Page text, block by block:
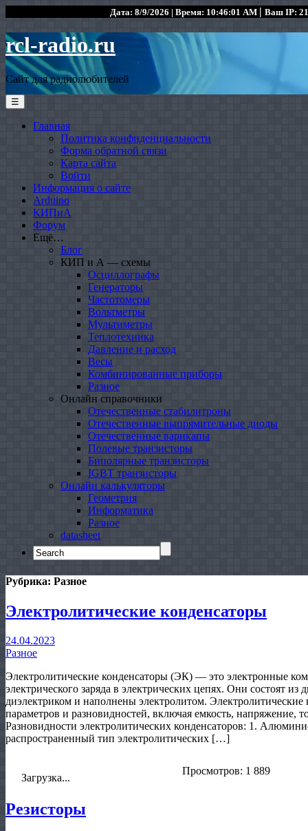
Дата: 8/9/2026 | Время: 10:46:01 AM | Ваш IP:
rcl-radio.ru
Сайт для радиолюбителей
☰
Главная
Политика конфиденциальности
Форма обратной связи
Карта сайта
Войти
Информация о сайте
Arduino
КИПиА
Форум
Ещё…
Блог
КИП и А — схемы
Осциллографы
Генераторы
Частотомеры
Вольтметры
Мультиметры
Теплотехника
Давление и расход
Весы
Комбинированные приборы
Разное
Онлайн справочники
Отечественные стабилитроны
Отечественные выпрямительные диоды
Отечественные варикапы
Полевые транзисторы
Биполярные транзисторы
IGBT транзисторы
Онлайн калькуляторы
Геометрия
Информатика
Разное
datasheet
Search
for:
Рубрика: Разное
Электролитические конденсаторы
24.04.2023
Разное
Электролитические конденсаторы (ЭК) — это электронные
электрического заряда в электрических цепях. Они состоят из
диэлектриком и наполнены электролитом.
параметров и разновидностей, включая емкость, напряжение,
Разновидности электролитических конденсаторов: 1.
распространенный тип электролитических […]
Загрузка...
Просмотров: 1 889
Резисторы